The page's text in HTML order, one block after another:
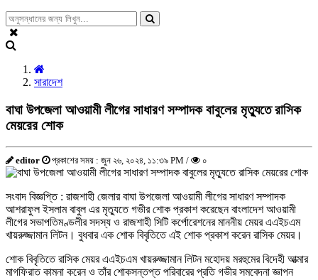
সারাদেশ
বাঘা উপজেলা আওয়ামী লীগের সাধারণ সম্পাদক বাবুলের মৃত্যুতে রাসিক
মেয়রের শোক
editor প্রকাশের সময় : জুন ২৬, ২০২৪, ১১:৩৯ PM / ০
সংবাদ বিজ্ঞপ্তি : রাজশাহী জেলার বাঘা উপজেলা আওয়ামী লীগের সাধারণ সম্পাদক
আশরাফুল ইসলাম বাবুল এর মৃত্যুতে গভীর শোক প্রকাশ করেছেন বাংলাদেশ আওয়ামী
লীগের সভাপতিমণ্ডলীর সদস্য ও রাজশাহী সিটি কর্পোরেশনের মাননীয় মেয়র এএইচএম
খায়রুজ্জামান লিটন। বুধবার এক শোক বিবৃতিতে এই শোক প্রকাশ করেন রাসিক মেয়র।
শোক বিবৃতিতে রাসিক মেয়র এএইচএম খায়রুজ্জামান লিটন মহোদয় মরহুমের বিদেহী আত্মার
মাগফিরাত কামনা করেন ও তাঁর শোকসন্তপ্ত পরিবারের প্রতি গভীর সমবেদনা জ্ঞাপন